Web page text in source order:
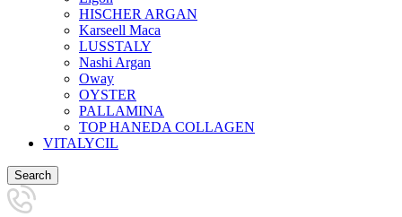
HISCHER ARGAN
Karseell Maca
LUSSTALY
Nashi Argan
Oway
OYSTER
PALLAMINA
TOP HANEDA COLLAGEN
VITALYCIL
Search